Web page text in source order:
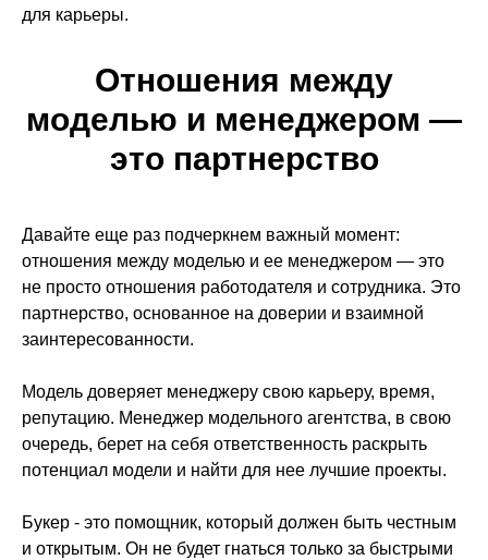
для карьеры.
Отношения между
моделью и менеджером —
это партнерство
Давайте еще раз подчеркнем важный момент:
отношения между моделью и ее менеджером — это
не просто отношения работодателя и сотрудника. Это
партнерство, основанное на доверии и взаимной
заинтересованности.
Модель доверяет менеджеру свою карьеру, время,
репутацию. Менеджер модельного агентства, в свою
очередь, берет на себя ответственность раскрыть
потенциал модели и найти для нее лучшие проекты.
Букер - это помощник, который должен быть честным
и открытым. Он не будет гнаться только за быстрыми
Интенсивы
Партнерам
Новости
Связаться
Дети от 4 до 18 лет
Летний лагерь
2026
Взрослые от 18
Дети от 12 до 18 лет
Дети от 4 до 11 лет
лет
Модели 30+ лет
Fashion режиссер
Отзывы
Контакты
Сотрудничество